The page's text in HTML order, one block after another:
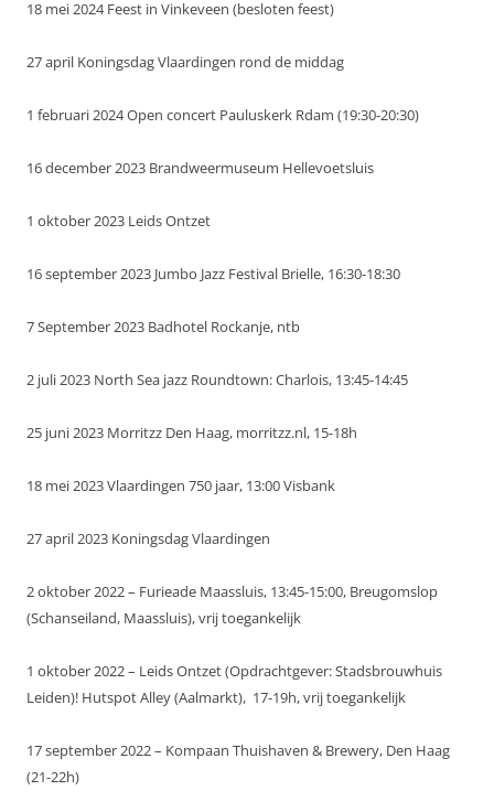
18 mei 2024 Feest in Vinkeveen (besloten feest)
27 april Koningsdag Vlaardingen rond de middag
1 februari 2024 Open concert Pauluskerk Rdam (19:30-20:30)
16 december 2023 Brandweermuseum Hellevoetsluis
1 oktober 2023 Leids Ontzet
16 september 2023 Jumbo Jazz Festival Brielle, 16:30-18:30
7 September 2023 Badhotel Rockanje, ntb
2 juli 2023 North Sea jazz Roundtown: Charlois, 13:45-14:45
25 juni 2023 Morritzz Den Haag, morritzz.nl, 15-18h
18 mei 2023 Vlaardingen 750 jaar, 13:00 Visbank
27 april 2023 Koningsdag Vlaardingen
2 oktober 2022 – Furieade Maassluis, 13:45-15:00, Breugomslop
(Schanseiland, Maassluis), vrij toegankelijk
1 oktober 2022 – Leids Ontzet (Opdrachtgever: Stadsbrouwhuis
Leiden)! Hutspot Alley (Aalmarkt), 17-19h, vrij toegankelijk
17 september 2022 – Kompaan Thuishaven & Brewery, Den Haag
(21-22h)